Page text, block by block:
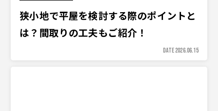
狭小地で平屋を検討する際のポイントと
は？間取りの工夫もご紹介！
DATE 2026.06.15